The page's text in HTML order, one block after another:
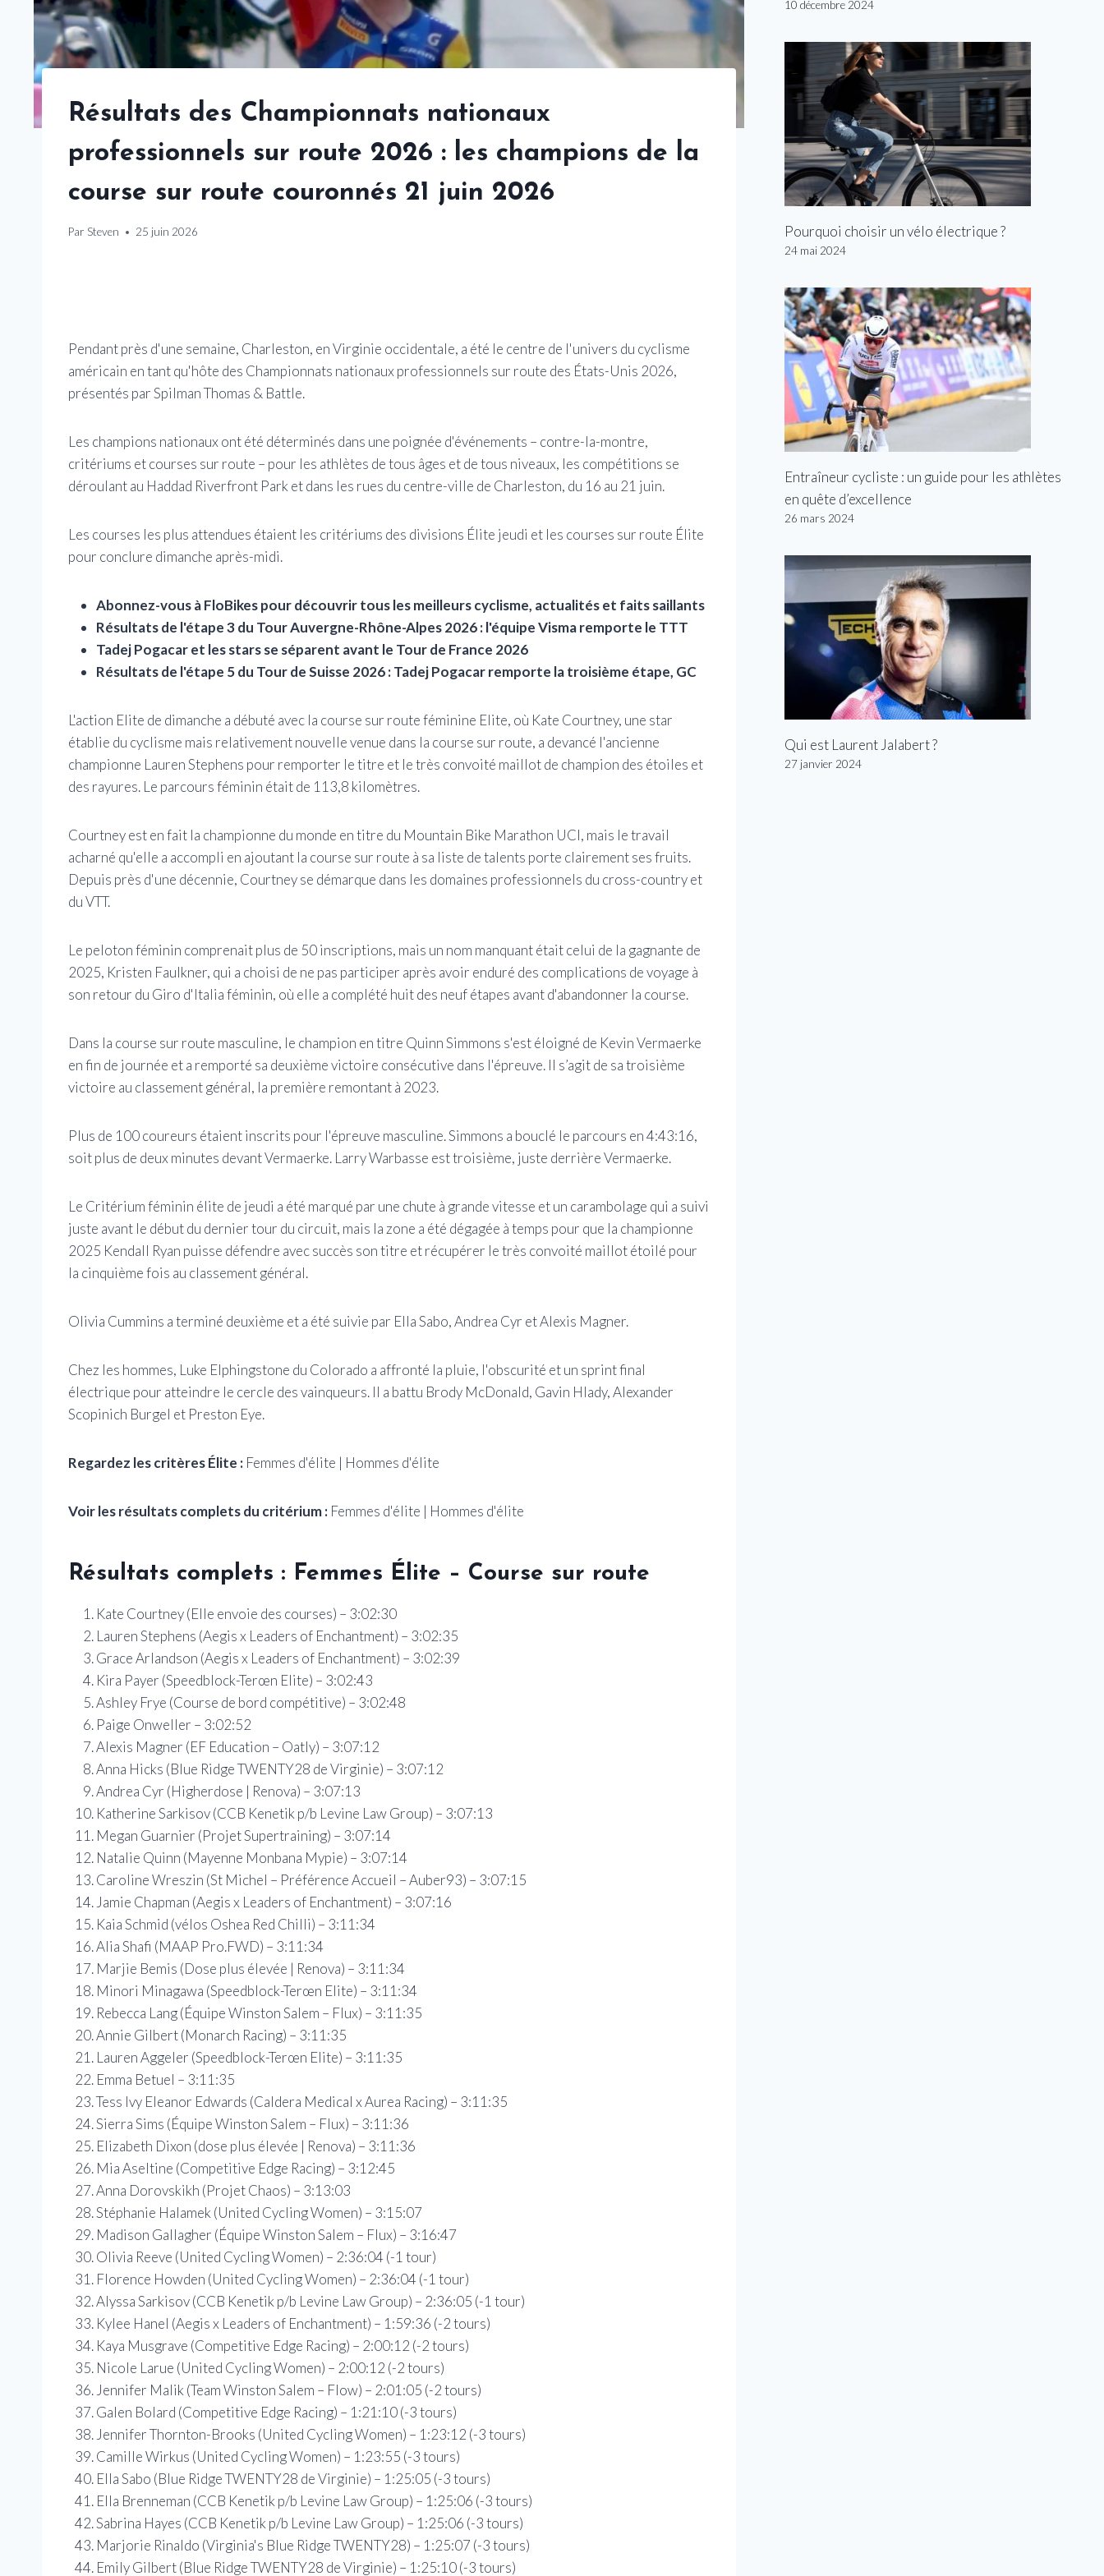
Résultats des Championnats nationaux
professionnels sur route 2026 : les champions de la
course sur route couronnés 21 juin 2026
Par Steven 25 juin 2026
Pendant près d'une semaine, Charleston, en Virginie occidentale, a été le centre de l'univers du cyclisme
américain en tant qu'hôte des Championnats nationaux professionnels sur route des États-Unis 2026,
présentés par Spilman Thomas & Battle.
Les champions nationaux ont été déterminés dans une poignée d'événements – contre-la-montre,
critériums et courses sur route – pour les athlètes de tous âges et de tous niveaux, les compétitions se
déroulant au Haddad Riverfront Park et dans les rues du centre-ville de Charleston, du 16 au 21 juin.
Les courses les plus attendues étaient les critériums des divisions Élite jeudi et les courses sur route Élite
pour conclure dimanche après-midi.
Abonnez-vous à FloBikes pour découvrir tous les meilleurs cyclisme, actualités et faits saillants
Résultats de l'étape 3 du Tour Auvergne-Rhône-Alpes 2026 : l'équipe Visma remporte le TTT
Tadej Pogacar et les stars se séparent avant le Tour de France 2026
Résultats de l'étape 5 du Tour de Suisse 2026 : Tadej Pogacar remporte la troisième étape, GC
L'action Elite de dimanche a débuté avec la course sur route féminine Elite, où Kate Courtney, une star
établie du cyclisme mais relativement nouvelle venue dans la course sur route, a devancé l'ancienne
championne Lauren Stephens pour remporter le titre et le très convoité maillot de champion des étoiles et
des rayures. Le parcours féminin était de 113,8 kilomètres.
Courtney est en fait la championne du monde en titre du Mountain Bike Marathon UCI, mais le travail
acharné qu'elle a accompli en ajoutant la course sur route à sa liste de talents porte clairement ses fruits.
Depuis près d'une décennie, Courtney se démarque dans les domaines professionnels du cross-country et
du VTT.
Le peloton féminin comprenait plus de 50 inscriptions, mais un nom manquant était celui de la gagnante de
2025, Kristen Faulkner, qui a choisi de ne pas participer après avoir enduré des complications de voyage à
son retour du Giro d'Italia féminin, où elle a complété huit des neuf étapes avant d'abandonner la course.
Dans la course sur route masculine, le champion en titre Quinn Simmons s'est éloigné de Kevin Vermaerke
en fin de journée et a remporté sa deuxième victoire consécutive dans l'épreuve. Il s’agit de sa troisième
victoire au classement général, la première remontant à 2023.
Plus de 100 coureurs étaient inscrits pour l'épreuve masculine. Simmons a bouclé le parcours en 4:43:16,
soit plus de deux minutes devant Vermaerke. Larry Warbasse est troisième, juste derrière Vermaerke.
Le Critérium féminin élite de jeudi a été marqué par une chute à grande vitesse et un carambolage qui a suivi
juste avant le début du dernier tour du circuit, mais la zone a été dégagée à temps pour que la championne
2025 Kendall Ryan puisse défendre avec succès son titre et récupérer le très convoité maillot étoilé pour
la cinquième fois au classement général.
Olivia Cummins a terminé deuxième et a été suivie par Ella Sabo, Andrea Cyr et Alexis Magner.
Chez les hommes, Luke Elphingstone du Colorado a affronté la pluie, l'obscurité et un sprint final
électrique pour atteindre le cercle des vainqueurs. Il a battu Brody McDonald, Gavin Hlady, Alexander
Scopinich Burgel et Preston Eye.
Regardez les critères Élite : Femmes d'élite | Hommes d'élite
Voir les résultats complets du critérium : Femmes d'élite | Hommes d'élite
Résultats complets : Femmes Élite – Course sur route
Kate Courtney (Elle envoie des courses) – 3:02:30
Lauren Stephens (Aegis x Leaders of Enchantment) – 3:02:35
Grace Arlandson (Aegis x Leaders of Enchantment) – 3:02:39
Kira Payer (Speedblock-Terœn Elite) – 3:02:43
Ashley Frye (Course de bord compétitive) – 3:02:48
Paige Onweller – 3:02:52
Alexis Magner (EF Education – Oatly) – 3:07:12
Anna Hicks (Blue Ridge TWENTY28 de Virginie) – 3:07:12
Andrea Cyr (Higherdose | Renova) – 3:07:13
Katherine Sarkisov (CCB Kenetik p/b Levine Law Group) – 3:07:13
Megan Guarnier (Projet Supertraining) – 3:07:14
Natalie Quinn (Mayenne Monbana Mypie) – 3:07:14
Caroline Wreszin (St Michel – Préférence Accueil – Auber93) – 3:07:15
Jamie Chapman (Aegis x Leaders of Enchantment) – 3:07:16
Kaia Schmid (vélos Oshea Red Chilli) – 3:11:34
Alia Shafi (MAAP Pro.FWD) – 3:11:34
Marjie Bemis (Dose plus élevée | Renova) – 3:11:34
Minori Minagawa (Speedblock-Terœn Elite) – 3:11:34
Rebecca Lang (Équipe Winston Salem – Flux) – 3:11:35
Annie Gilbert (Monarch Racing) – 3:11:35
Lauren Aggeler (Speedblock-Terœn Elite) – 3:11:35
Emma Betuel – 3:11:35
Tess Ivy Eleanor Edwards (Caldera Medical x Aurea Racing) – 3:11:35
Sierra Sims (Équipe Winston Salem – Flux) – 3:11:36
Elizabeth Dixon (dose plus élevée | Renova) – 3:11:36
Mia Aseltine (Competitive Edge Racing) – 3:12:45
Anna Dorovskikh (Projet Chaos) – 3:13:03
Stéphanie Halamek (United Cycling Women) – 3:15:07
Madison Gallagher (Équipe Winston Salem – Flux) – 3:16:47
Olivia Reeve (United Cycling Women) – 2:36:04 (-1 tour)
Florence Howden (United Cycling Women) – 2:36:04 (-1 tour)
Alyssa Sarkisov (CCB Kenetik p/b Levine Law Group) – 2:36:05 (-1 tour)
Kylee Hanel (Aegis x Leaders of Enchantment) – 1:59:36 (-2 tours)
Kaya Musgrave (Competitive Edge Racing) – 2:00:12 (-2 tours)
Nicole Larue (United Cycling Women) – 2:00:12 (-2 tours)
Jennifer Malik (Team Winston Salem – Flow) – 2:01:05 (-2 tours)
Galen Bolard (Competitive Edge Racing) – 1:21:10 (-3 tours)
Jennifer Thornton-Brooks (United Cycling Women) – 1:23:12 (-3 tours)
Camille Wirkus (United Cycling Women) – 1:23:55 (-3 tours)
Ella Sabo (Blue Ridge TWENTY28 de Virginie) – 1:25:05 (-3 tours)
Ella Brenneman (CCB Kenetik p/b Levine Law Group) – 1:25:06 (-3 tours)
Sabrina Hayes (CCB Kenetik p/b Levine Law Group) – 1:25:06 (-3 tours)
Marjorie Rinaldo (Virginia's Blue Ridge TWENTY28) – 1:25:07 (-3 tours)
Emily Gilbert (Blue Ridge TWENTY28 de Virginie) – 1:25:10 (-3 tours)
10 décembre 2024
Pourquoi choisir un vélo électrique ?
24 mai 2024
Entraîneur cycliste : un guide pour les athlètes
en quête d’excellence
26 mars 2024
Qui est Laurent Jalabert ?
27 janvier 2024